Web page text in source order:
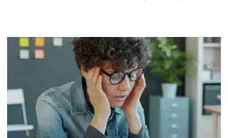
da Educação, Ciência e Inovação quanto
ao pagamento do serviço de classificação
dos exames nacionais. A FENPROF
contesta a intenção do MECI de vir a
remunerar o trabalho extraordinário dos
classificadores através do pagamento de